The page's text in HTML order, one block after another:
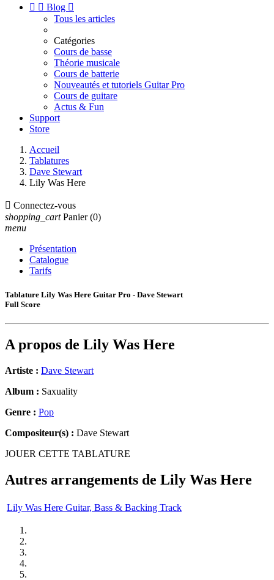
  Blog 
Tous les articles
Catégories
Cours de basse
Théorie musicale
Cours de batterie
Nouveautés et tutoriels Guitar Pro
Cours de guitare
Actus & Fun
Support
Store
Accueil
Tablatures
Dave Stewart
Lily Was Here
 Connectez-vous
shopping_cart Panier (0)
menu
Présentation
Catalogue
Tarifs
Tablature Lily Was Here Guitar Pro - Dave Stewart
Full Score
A propos de Lily Was Here
Artiste : Dave Stewart
Album : Saxuality
Genre : Pop
Compositeur(s) : Dave Stewart
JOUER CETTE TABLATURE
Autres arrangements de Lily Was Here
Lily Was Here Guitar, Bass & Backing Track